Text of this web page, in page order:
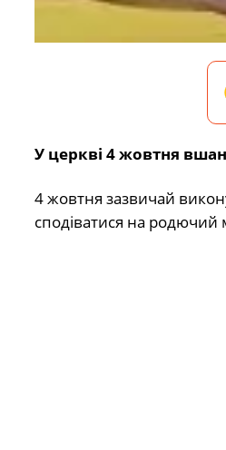
У церкві 4 жовтня
4 жовтня зазвичай
сподіватися на родючий